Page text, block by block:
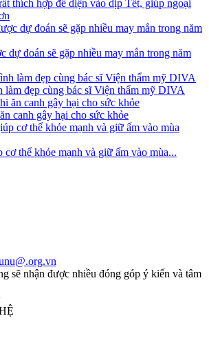
thích hợp để diện vào dịp Tết, giúp ngoại
dự đoán sẽ gặp nhiều may mắn trong năm
làm đẹp cùng bác sĩ Viện thẩm mỹ DIVA
canh gây hại cho sức khỏe
cơ thể khỏe mạnh và giữ ấm vào mùa...
sẽ nhận được nhiều đóng góp ý kiến và tâm